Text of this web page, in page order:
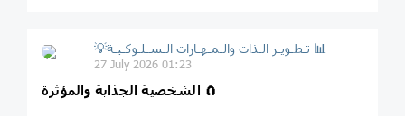
💡تـطـويـر الـذات والـمـهـارات الـسـلـوكـيـة 📊
27 July 2026 01:23
الشخصية الجذابة والمؤثرة 🧲